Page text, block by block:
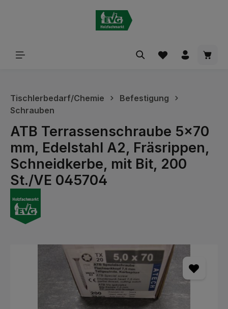
Tischlerbedarf/Chemie
Befestigung
Schrauben
ATB Terrassenschraube 5x70
mm, Edelstahl A2, Fräsrippen,
Schneidkerbe, mit Bit, 200
St./VE 045704
Bildergalerie überspringen